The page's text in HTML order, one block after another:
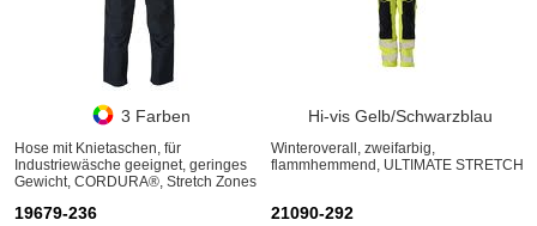
3 Farben
Hose mit Knietaschen, für
Industriewäsche geeignet, geringes
Gewicht, CORDURA®, Stretch Zones
Hi-vis Gelb/Schwarzblau
Winteroverall, zweifarbig,
flammhemmend, ULTIMATE STRETCH
19679-236 21090-292